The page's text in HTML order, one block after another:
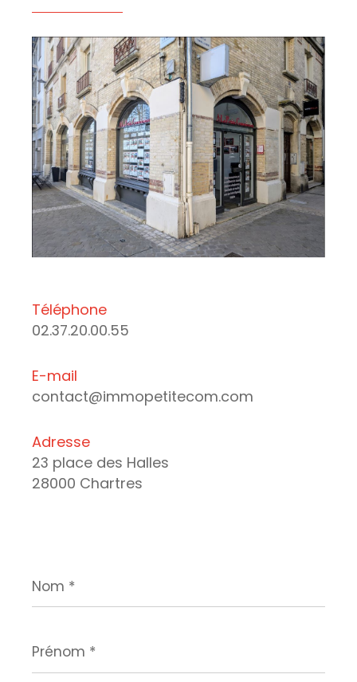
Téléphone
02.37.20.00.55
E-mail
contact@immopetitecom.com
Adresse
23 place des Halles
28000 Chartres
*
*